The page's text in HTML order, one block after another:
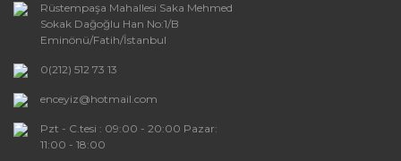
Ürün bilgilerinde hatalar bulunuyor.
Ürün fiyatı diğer sitelerden daha pahalı.
Bu ürüne benzer farklı alternatifler olmalı.
Rüstempaşa Mahallesi Saka Mehmed
Sokak Dağoğlu Han No:1/B
Eminönü/Fatih/İstanbul
0(212) 512 73 13
enceyiz@hotmail.com
Pzt - C.tesi : 09:00 - 20:00 Pazar:
11:00 - 18:00